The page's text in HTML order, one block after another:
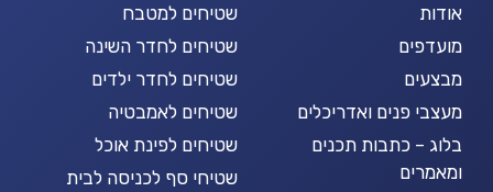
אודות
מועדפים
מבצעים
מעצבי פנים ואדריכלים
בלוג – כתבות תכנים
ומאמרים
שטיחים למטבח
שטיחים לחדר השינה
שטיחים לחדר ילדים
שטיחים לאמבטיה
שטיחים לפינת אוכל
שטיחי סף לכניסה לבית